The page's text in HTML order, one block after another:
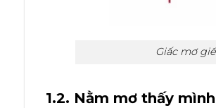
Giấc mơ
1.2. Nằm mơ thấy